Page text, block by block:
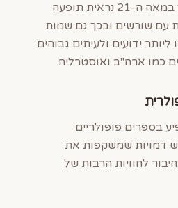
בפופולריות, אך במאה ה-21 נראית תופעה
עם שורשים ובכך גם שמות
ליותר ידועים ולעיתים גבוהים
כמו ארה"ב ואוסטרליה.
בספרים פופולריים
דמויות שמשקפות את
לחוויות הרבות של